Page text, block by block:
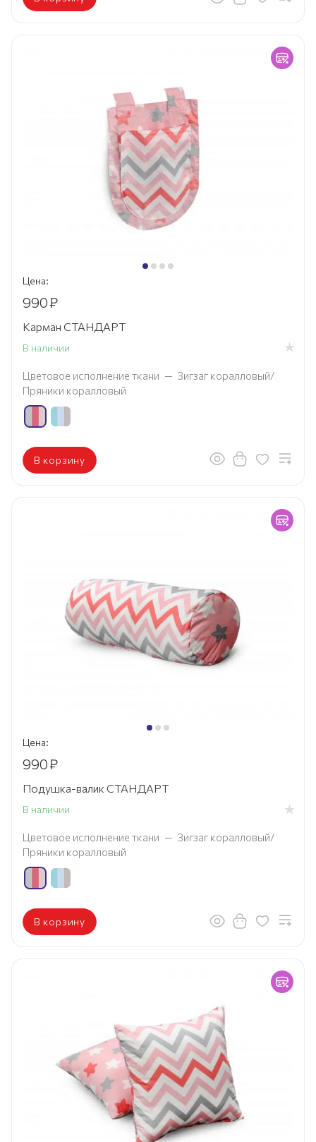
Цена:
990₽
Карман СТАНДАРТ
В наличии
Цветовое исполнение ткани — Зигзаг коралловый/
Пряники коралловый
В корзину
Цена:
990₽
Подушка-валик СТАНДАРТ
В наличии
Цветовое исполнение ткани — Зигзаг коралловый/
Пряники коралловый
В корзину